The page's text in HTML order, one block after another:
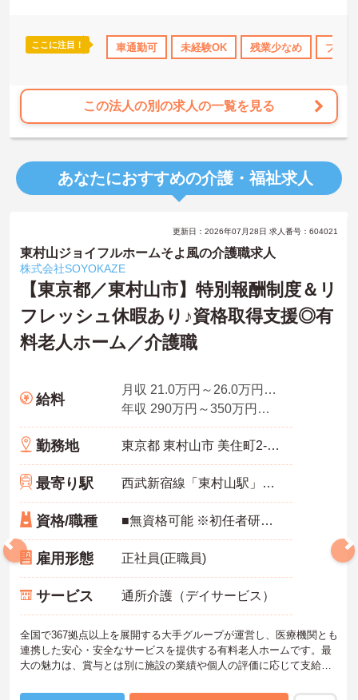
日勤のみ 年間休日110日以上 ブランクOK 資格取得サポー
ここに注目！ 車通勤可 未経験OK 残業少なめ ブラ
この法人の別の求人の一覧を見る
あなたにおすすめの介護・福祉求人
更新日：2026年07月28日 求人番号：604021
東村山ジョイフルホームそよ風の介護職求人
株式会社SOYOKAZE
【東京都／東村山市】特別報酬制度＆リ
フレッシュ休暇あり♪資格取得支援◎有
料老人ホーム／介護職
給料
月収 21.0万円～26.0万円程度（諸手当込み）／
年収 290万円～350万円程度（諸手当込み）／介護福祉士
勤務地 東京都 東村山市 美住町2-13-5
最寄り駅 西武新宿線「東村山駅」徒歩11分
資格/職種 ■無資格可能 ※初任者研修あれば尚可
雇用形態 正社員(正職員)
サービス 通所介護（デイサービス）
全国で367拠点以上を展開する大手グループが運営し、医療機関とも
連携した安心・安全なサービスを提供する有料老人ホームです。最
大の魅力は、賞与とは別に施設の業績や個人の評価に応じて支給さ
接収入に反映される非常にやりがいのある環境が整っています。ま